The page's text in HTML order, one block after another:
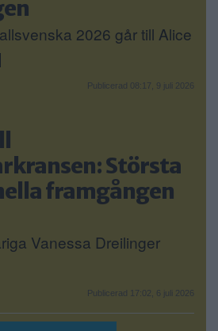
2026 går till Alice
Publicerad 08:17, 9 juli 2026
Största
framgången
Vanessa Dreilinger
Publicerad 17:02, 6 juli 2026